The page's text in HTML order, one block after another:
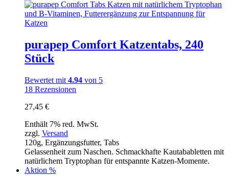
purapep Comfort Katzentabs, 240
Stück
Bewertet mit 4.94 von 5
18 Rezensionen
27,45 €
Enthält 7% red. MwSt.
zzgl. Versand
120g, Ergänzungsfutter, Tabs
Gelassenheit zum Naschen. Schmackhafte Kautababletten mit
natürlichem Tryptophan für entspannte Katzen-Momente.
Aktion %